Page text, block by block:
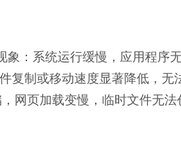
象：系统运行缓慢，应用程序
复制或移动速度显著降低，无
网页加载变慢，临时文件无法